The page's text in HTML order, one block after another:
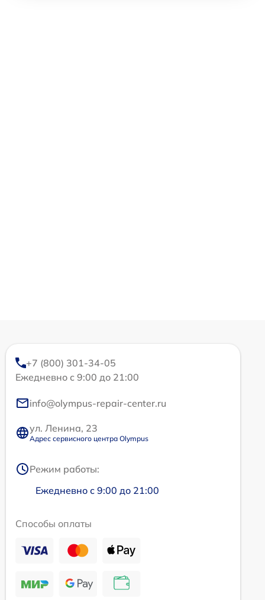
+7 (800) 301-34-05
Ежедневно с 9:00 до 21:00
info@olympus-repair-center.ru
ул. Ленина, 23
Адрес сервисного центра Olympus
Режим работы:
Ежедневно с 9:00 до 21:00
Способы оплаты